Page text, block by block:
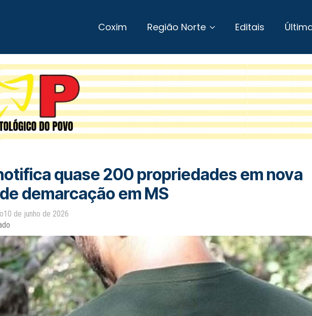
Coxim Região Norte Editais
quase 200 propriedades em nova
demarcação em MS
10 de junho de 2026